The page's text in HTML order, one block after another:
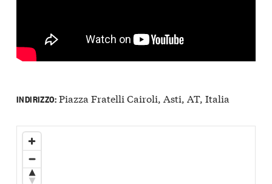
INDIRIZZO:Piazza Fratelli Cairoli, Asti, AT, Italia